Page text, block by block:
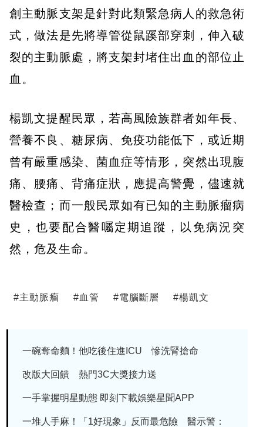
創主動脈支架是針對此類緊急病人的救急術
式，做法是先將導管從鼠蹊部穿刺，伸入破
裂的主動脈處，將支架封堵住出血的部位止
血。
楊凱文提醒民眾，若高風險族群者如年長、
營養不良、糖尿病、免疫功能低下，或近期
曾有嚴重感染、菌血症等情形，突然出現腹
痛、腰痛、背痛症狀，應提高警覺，儘速就
醫檢查；而一般民眾如有已知的主動脈瘤病
史，也要配合醫囑定期追蹤，以免病況突
然，危及生命。
#主動脈瘤 #血管 #電腦斷層 #楊凱文
一碗奪命麵！他吃後住進ICU 慘洗腎搶命
改版大回饋 熱門3C大獎接力送
一手掌握明星動態 即刻下載娛樂星聞APP
一堆人手麻！「1好現象」反而最危險 醫示警：